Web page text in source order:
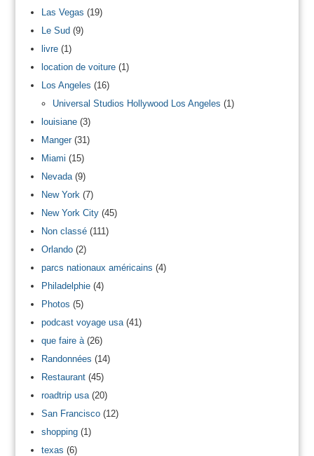
Las Vegas (19)
Le Sud(9)
livre(1)
location de voiture(1)
Los Angeles (16)
Universal Studios Hollywood Los Angeles (1)
louisiane(3)
Manger(31)
Miami (15)
Nevada(9)
New York (7)
New York City(45)
Non classé(111)
Orlando(2)
parcs nationaux américains (4)
Philadelphie(4)
Photos (5)
podcast voyage usa(41)
que faire à(26)
Randonnées (14)
Restaurant(45)
roadtrip usa(20)
San Francisco(12)
shopping(1)
texas (6)